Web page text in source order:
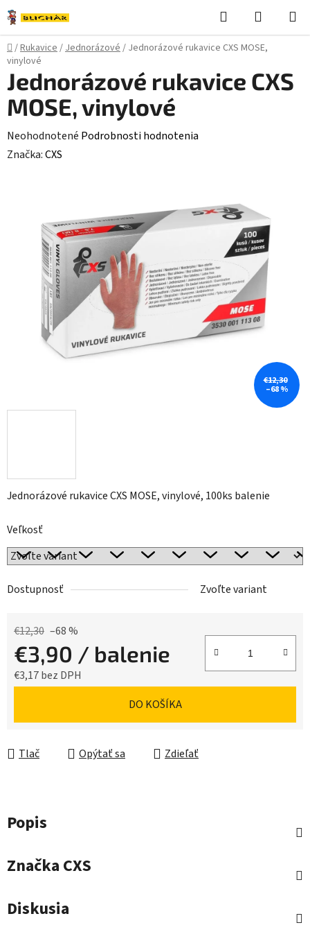
Prejsť
na
obsah
Hľadať
KOŠÍK
Domov
/Rukavice/Jednorázové/ Jednorázové rukavice CXS MOSE,
vinylové
Jednorázové rukavice CXS MOSE, vinylové, 100ks balenie
Veľkosť
Dostupnosť Zvoľte variant
€12,30 –68 %
€3,90 / balenie
€3,17 bez DPH
DO KOŠÍKA
Tlač Opýtať sa Zdieľať
Jednorázové rukavice CXS
MOSE, vinylové
Priemerné
hodnotenie
hviezdičiek.
Neohodnotené Podrobnosti hodnotenia
Značka:CXS
€12,30
–68 %
Popis
Značka CXS
Diskusia